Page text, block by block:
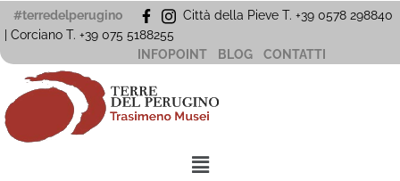
Vai
al
#terredelperugino
Città della Pieve T. +39 0578 298840
| Corciano T. +39 075 5188255
INFOPOINT
BLOG CONTATTI
Menu